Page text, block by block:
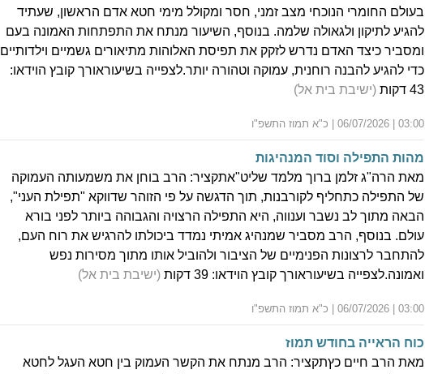
בעולם החומרי הנוכחי מצב זמני, חסר ומקולל מימי חטא אדם הראשון, שעתיד
להגיע לתיקון ולגאולה שלמה. בנוסף, השיעור מנתח את התפתחות האמונה בעם
ומסביר כיצד האדם נדרש לזקק את תפיסת האלוהות מתיאורים גשמיים וילדותיים
כדי להגיע להבנה רוחנית, עמוקה וטהורה יותר.לצפייה בשיעוראורך קובץ הוידאו:
43 דקות
(ישיבת בית אל)
03:00 | 06/07/2026 | כ"א תמוז התשפ"ו
מהות התפילה וסוד המנהיגות
מאת הרה"ג זלמן ברוך מלמד שליט"אתקציר: הרב בוחן את משמעותה העמוקה
של התפילה כתחליף לקורבנות, תוך הדגשה על פי הזוהר שדווקא "תפילת העני",
הבאה מתוך לב נשבר וענווה, היא התפילה הרצויה והגבוהה ביותר לפני בורא
עולם. בנוסף, הרב מסביר שמנהיג אמיתי נמדד ביכולתו להרגיש את רוח העם,
להתחבר לרצונות הפנימיים של הציבור ולהוביל אותו מתוך מסירות נפש
ואמונה.לצפייה בשיעוראורך קובץ הוידאו: 39 דקות
(ישיבת בית אל)
03:00 | 06/07/2026 | כ"א תמוז התשפ"ו
כוח הראייה בחודש תמוז
מאת הרב חיים כץתקציר: הרב מנתח את הקשר העמוק בין חטא העגל לחטא